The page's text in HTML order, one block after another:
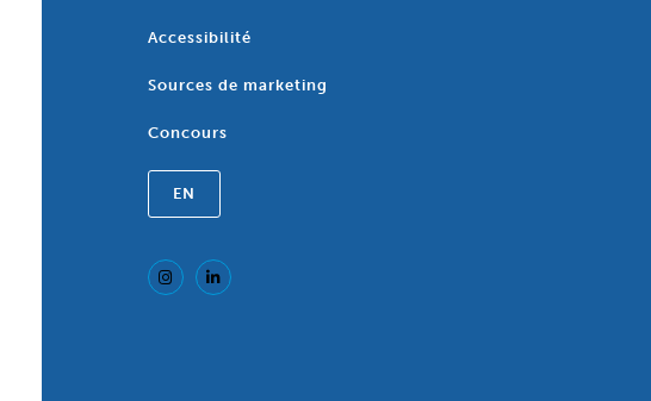
Accessibilité
Sources de marketing
Concours
EN